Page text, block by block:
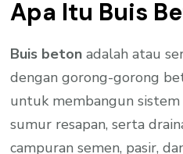
Apa Itu Buis
Buis beton adalah atau
dengan gorong-gorong
untuk membangun sistem
sumur resapan, serta
campuran semen, pasir,